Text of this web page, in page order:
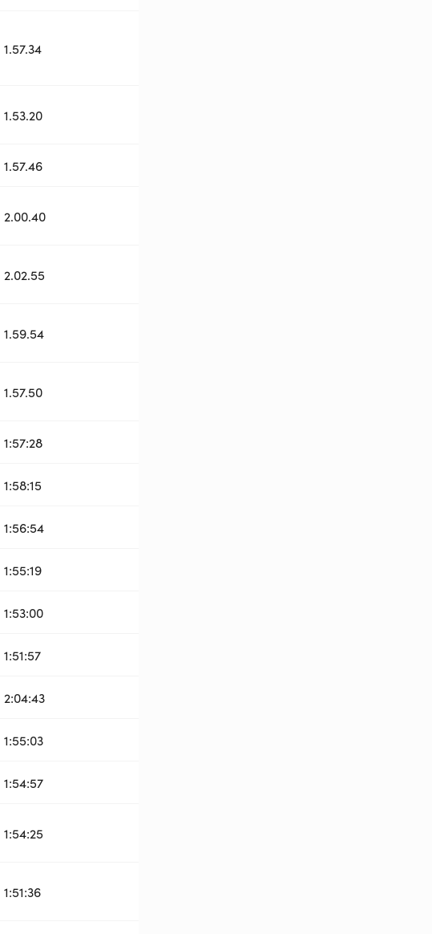
1.57.34
1.53.20
1.57.46
2.00.40
2.02.55
1.59.54
1.57.50
1:57:28
1:58:15
1:56:54
1:55:19
1:53:00
1:51:57
2:04:43
1:55:03
1:54:57
1:54:25
1:51:36